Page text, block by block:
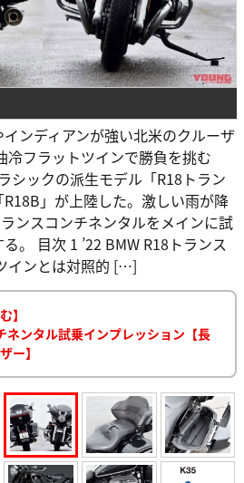
】
ネンタル試乗インプレッション【長
ー】